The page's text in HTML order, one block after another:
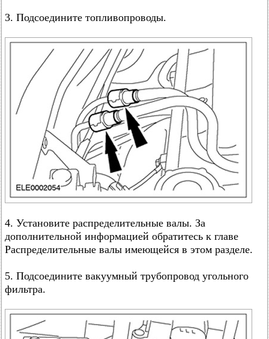
3. Подсоедините топливопроводы.
4. Установите распределительные валы. За
дополнительной информацией обратитесь к главе
Распределительные валы имеющейся в этом разделе.
5. Подсоедините вакуумный трубопровод угольного
фильтра.